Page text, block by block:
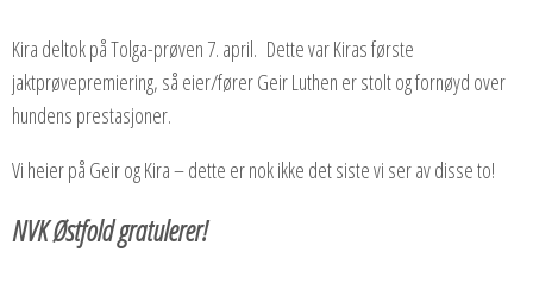
Kira deltok på Tolga-prøven 7. april. Dette var Kiras første
jaktprøvepremiering, så eier/fører Geir Luthen er stolt og fornøyd over
hundens prestasjoner.
Vi heier på Geir og Kira – dette er nok ikke det siste vi ser av disse to!
NVK Østfold gratulerer!